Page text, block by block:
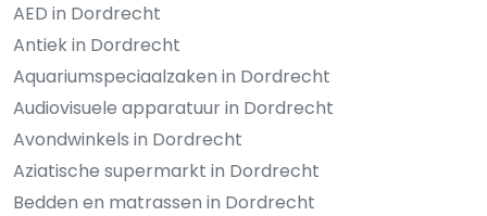
AED in Dordrecht
Antiek in Dordrecht
Aquariumspeciaalzaken in Dordrecht
Audiovisuele apparatuur in Dordrecht
Avondwinkels in Dordrecht
Aziatische supermarkt in Dordrecht
Bedden en matrassen in Dordrecht